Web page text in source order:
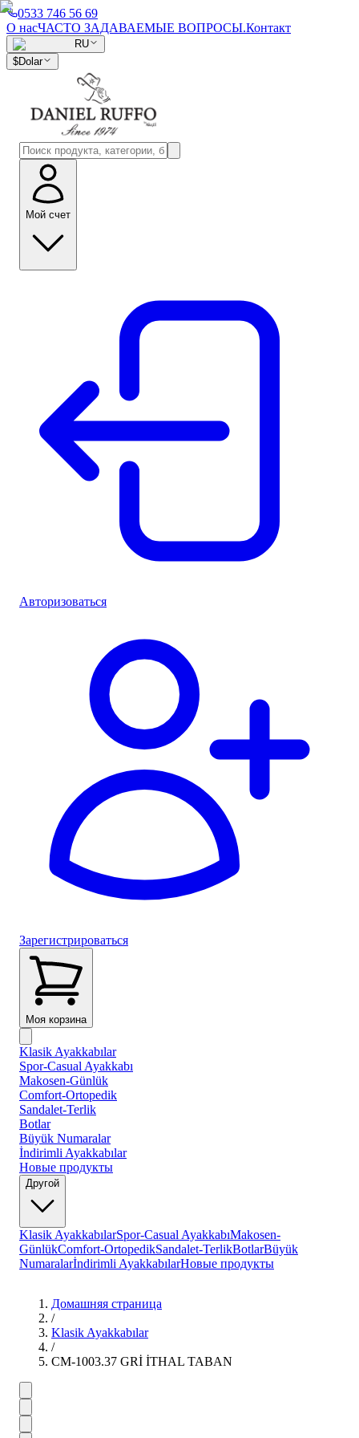
0533 746 56 69
О насЧАСТО ЗАДАВАЕМЫЕ ВОПРОСЫ.Контакт
RU
$Dolar
Мой счет
Авторизоваться
Зарегистрироваться
Моя корзина
Klasik Ayakkabılar
Spor-Casual Ayakkabı
Makosen-Günlük
Comfort-Ortopedik
Sandalet-Terlik
Botlar
Büyük Numaralar
İndirimli Ayakkabılar
Новые продукты
Другой
Klasik AyakkabılarSpor-Casual AyakkabıMakosen-
GünlükComfort-OrtopedikSandalet-TerlikBotlarBüyük
Numaralarİndirimli AyakkabılarНовые продукты
Домашняя страница
/
Klasik Ayakkabılar
/
CM-1003.37 GRİ İTHAL TABAN